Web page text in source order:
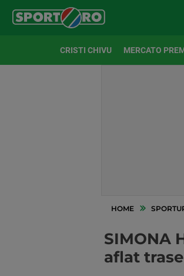
CRISTI CHIVU MERCATO
HOME
SIMONA
aflat